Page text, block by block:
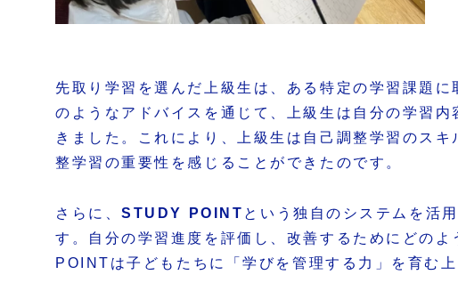
先取り学習を選んだ上級生は、ある特定の学習課題
のようなアドバイスを通じて、上級生は自分の学習
きました。これにより、上級生は自己調整学習のス
整学習の重要性を感じることができたのです。
さらに、STUDY POINT という独自のシステムを活
す。自分の学習進度を評価し、改善するためにどの
POINTは子どもたちに「学びを管理する力」を育む